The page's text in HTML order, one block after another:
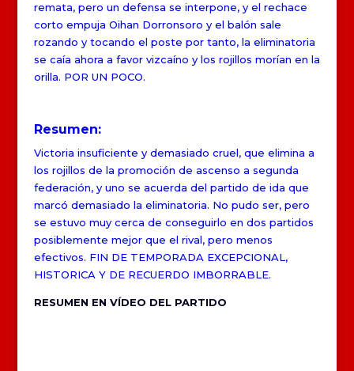
remata, pero un defensa se interpone, y el rechace
corto empuja Oihan Dorronsoro y el balón sale
rozando y tocando el poste por tanto, la eliminatoria
se caía ahora a favor vizcaíno y los rojillos morían en la
orilla. POR UN POCO.
Resumen:
Victoria insuficiente y demasiado cruel, que elimina a
los rojillos de la promoción de ascenso a segunda
federación, y uno se acuerda del partido de ida que
marcó demasiado la eliminatoria. No pudo ser, pero
se estuvo muy cerca de conseguirlo en dos partidos
posiblemente mejor que el rival, pero menos
efectivos. FIN DE TEMPORADA EXCEPCIONAL,
HISTORICA Y DE RECUERDO IMBORRABLE.
RESUMEN EN VÍDEO DEL PARTIDO